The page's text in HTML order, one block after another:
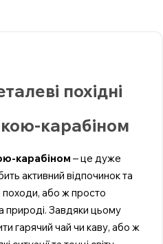
похідні
карабіном
карабіном – це дуже
активний відпочинок та
походи, або ж просто
природі. Завдяки цьому
гарячий чай чи каву, або ж